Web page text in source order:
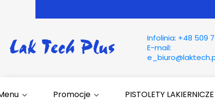
Infolinia: +48 509
E-mail:
Promocje PISTOLETY LAKIERNICZE